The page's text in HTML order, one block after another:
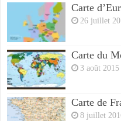
Carte
26 juillet
Carte du
3 août 2015
Carte de
8 juillet